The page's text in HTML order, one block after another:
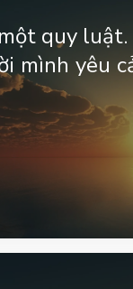
quy luật.
mình yêu